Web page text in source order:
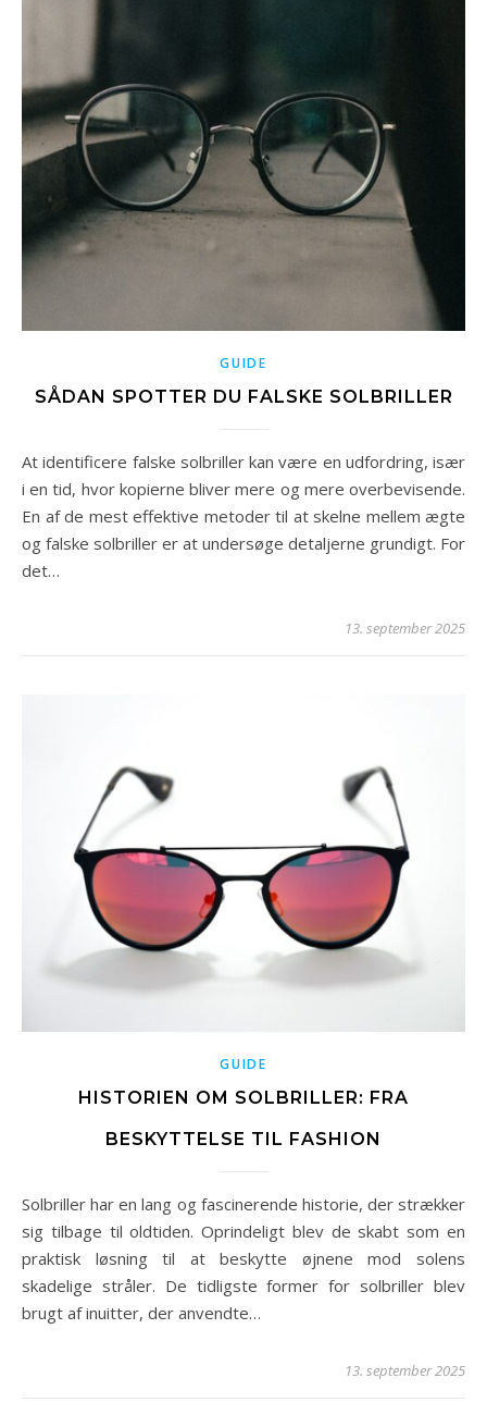
GUIDE
SÅDAN SPOTTER DU FALSKE SOLBRILLER
At identificere falske solbriller kan være en udfordring, især
i en tid, hvor kopierne bliver mere og mere overbevisende.
En af de mest effektive metoder til at skelne mellem ægte
og falske solbriller er at undersøge detaljerne grundigt. For
det…
13. september 2025
GUIDE
HISTORIEN OM SOLBRILLER: FRA
BESKYTTELSE TIL FASHION
Solbriller har en lang og fascinerende historie, der strækker
sig tilbage til oldtiden. Oprindeligt blev de skabt som en
praktisk løsning til at beskytte øjnene mod solens
skadelige stråler. De tidligste former for solbriller blev
brugt af inuitter, der anvendte…
13. september 2025